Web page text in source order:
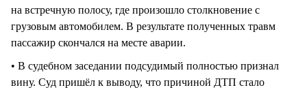
на встречную полосу, где произошло столкновение с
грузовым автомобилем. В результате полученных травм
пассажир скончался на месте аварии.
• В судебном заседании подсудимый полностью признал
вину. Суд пришёл к выводу, что причиной ДТП стало